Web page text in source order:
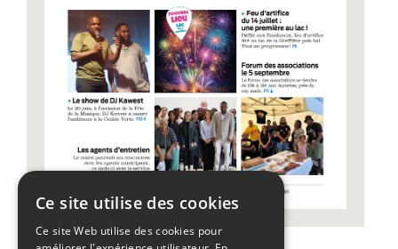
Ce site utilise des cookies
Ce site Web utilise des cookies pour